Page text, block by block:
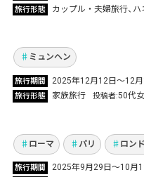
旅行形態 カップル・夫婦旅行 ハ
Vol.1264
ドイツ・チェコを巡
ミュンヘン
旅行期間 2025年12月12日〜12
旅行形態 家族旅行 投稿者 50代
Vol.1241
ヨーロッパ5都市！
ローマ パリ ロン
旅行期間 2025年9月29日〜10月
ドイツ＆フランス2